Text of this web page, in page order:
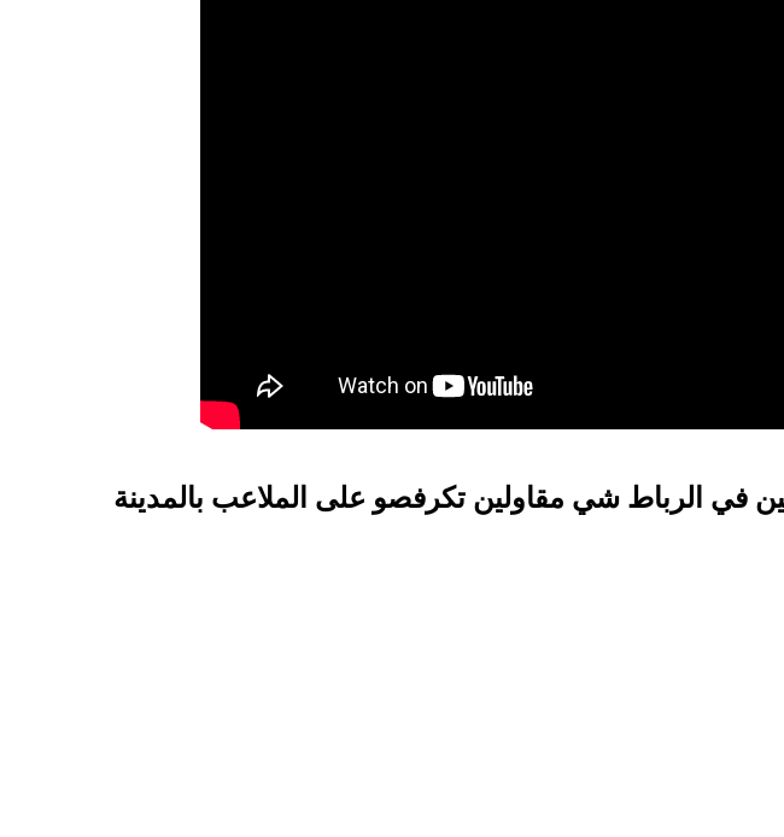
في الرباط شي مقاولين تكرفصو على الملاعب بالمدينة